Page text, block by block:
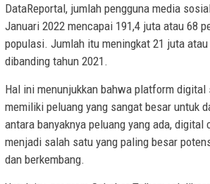
DataReportal, jumlah pengguna media
Januari 2022 mencapai 191,4 juta atau 68
populasi. Jumlah itu meningkat 21 juta atau
dibanding tahun 2021.
Hal ini menunjukkan bahwa platform
memiliki peluang yang sangat besar untuk
antara banyaknya peluang yang ada, digital
menjadi salah satu yang paling besar
dan berkembang.